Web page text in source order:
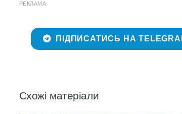
РЕКЛАМА
ПІДПИСАТИСЬ НА
Схожі матеріали